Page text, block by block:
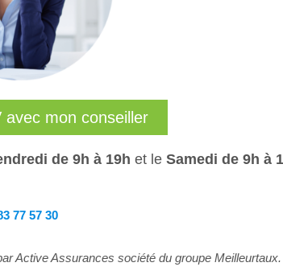
avec mon conseiller
de 9h à 19h et le Samedi de 9h à
77 57 30
Active Assurances société du groupe Meilleurtaux.